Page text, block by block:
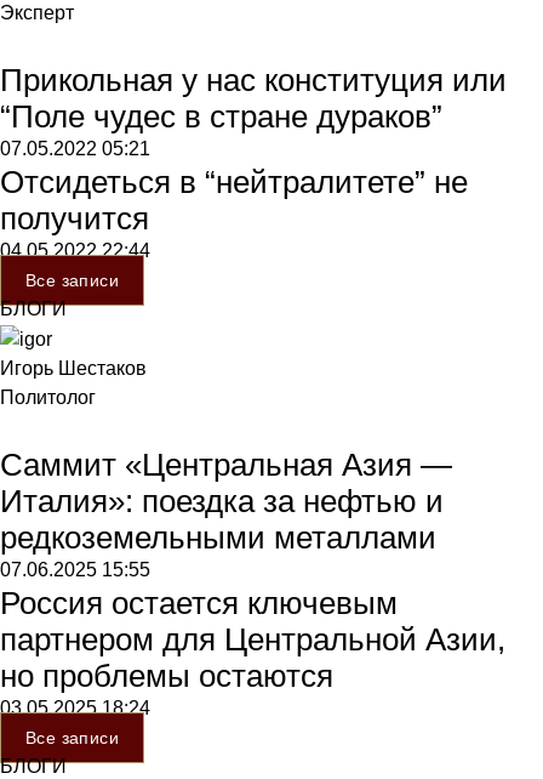
Эксперт
Прикольная у нас конституция или
“Поле чудес в стране дураков”
07.05.2022 05:21
Отсидеться в “нейтралитете” не
получится
04.05.202222:44
Все записи
БЛОГИ
Игорь Шестаков
Политолог
Саммит «Центральная Азия —
Италия»: поездка за нефтью и
редкоземельными металлами
07.06.2025 15:55
Россия остается ключевым
партнером для Центральной Азии,
но проблемы остаются
03.05.202518:24
Все записи
БЛОГИ